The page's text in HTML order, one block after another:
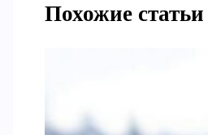
Похожие статьи